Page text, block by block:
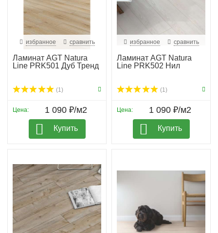
избранное сравнить
Ламинат AGT Natura
Line PRK501 Дуб Тренд
(1)
Цена: 1 090 ₽/м2
Купить
избранное сравнить
Ламинат AGT Natura
Line PRK502 Нил
(1)
Цена: 1 090 ₽/м2
Купить